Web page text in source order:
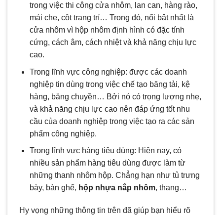
trong việc thi công cửa nhôm, lan can, hàng rào,
mái che, cột trang trí… Trong đó, nổi bật nhất là
cửa nhôm vì hộp nhôm định hình có đặc tính
cứng, cách âm, cách nhiệt và khả năng chịu lực
cao.
Trong lĩnh vực công nghiệp: được các doanh
nghiệp tin dùng trong việc chế tạo băng tải, kệ
hàng, băng chuyền… Bởi nó có trọng lượng nhẹ,
và khả năng chịu lực cao nên đáp ứng tốt nhu
cầu của doanh nghiệp trong việc tạo ra các sản
phẩm công nghiệp.
Trong lĩnh vực hàng tiêu dùng: Hiện nay, có
nhiều sản phẩm hàng tiêu dùng được làm từ
những thanh nhôm hộp. Chẳng hạn như tủ trưng
bày, bàn ghế, hộp nhựa nắp nhôm, thang…
Hy vọng những thông tin trên đã giúp bạn hiểu rõ